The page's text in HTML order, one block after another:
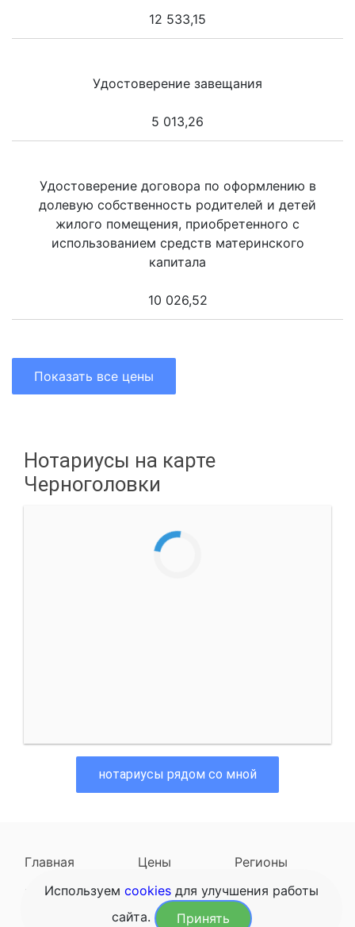
12 533,15
Удостоверение завещания
5 013,26
Удостоверение договора по оформлению в
долевую собственность родителей и детей
жилого помещения, приобретенного с
использованием средств материнского
капитала
10 026,52
Показать все цены
Нотариусы на карте
Черноголовки
нотариусы рядом со мной
Главная Цены
Регионы
Наследодатели
Задать вопрос
Используем cookies для улучшения работы
сайта.
Принять